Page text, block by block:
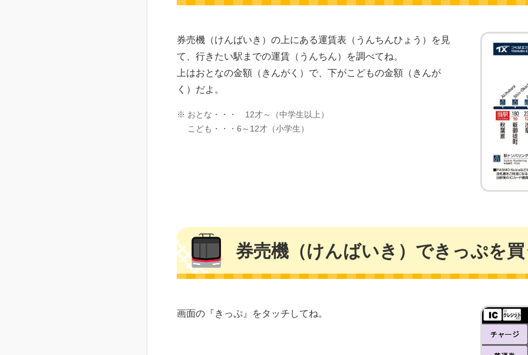
券売機（けんばいき）の上にある運賃表（うんちんひょう）を見
て、行きたい駅までの運賃（うんちん）を調べてね。
上はおとなの金額（きんがく）で、下がこどもの金額（きんが
く）だよ。
※ おとな・・・ 12才～（中学生以上）
こども・・・6～12才（小学生）
券売機（けんばいき）できっぷを
画面の『きっぷ』をタッチしてね。